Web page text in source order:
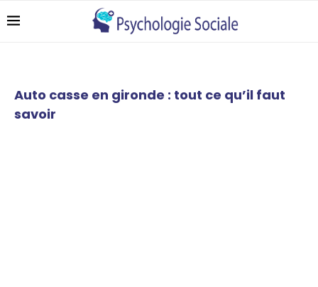
Auto casse en gironde : tout ce qu’il faut
savoir